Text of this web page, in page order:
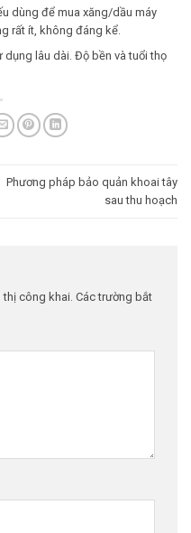
dùng để mua xăng/dầu máy
rất ít, không đáng kể.
lâu dài. Độ bền và tuổi thọ
Phương pháp bảo quản khoai tây
sau thu hoạch
công khai. Các trường bắt